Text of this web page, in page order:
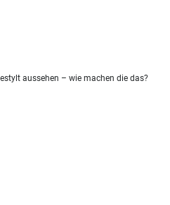
aussehen – wie machen die das?